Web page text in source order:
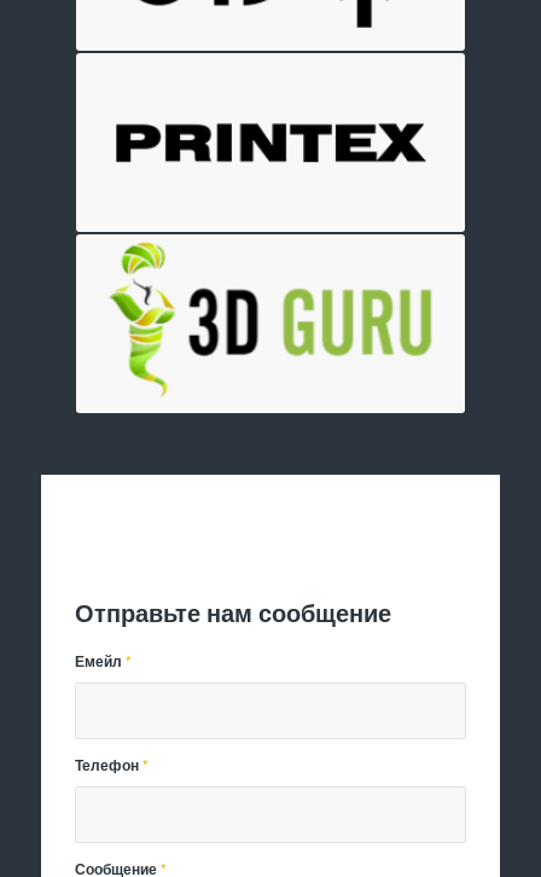
Отправьте нам сообщение
Емейл*
Телефон*
Сообщение*